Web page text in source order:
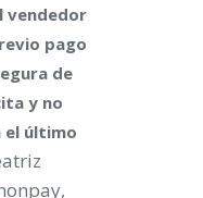
vendedor
pago
de
y no
el último